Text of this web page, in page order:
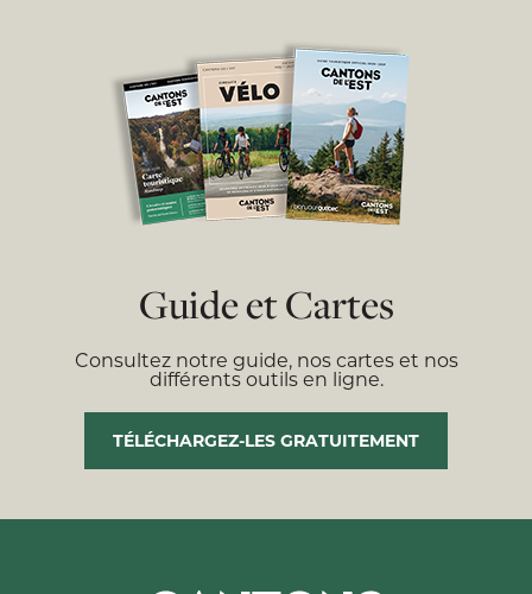
Guide et Cartes
Consultez notre guide, nos cartes et nos
différents outils en ligne.
TÉLÉCHARGEZ-LES GRATUITEMENT